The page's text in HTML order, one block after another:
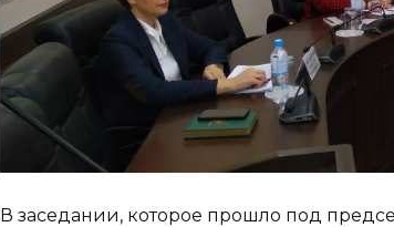
В заседании, которое прошло под